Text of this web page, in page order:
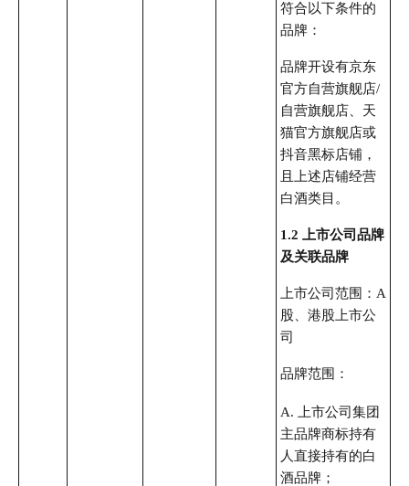
符合以下条件的
品牌：
品牌开设有京东
官方自营旗舰店/
自营旗舰店、天
猫官方旗舰店或
抖音黑标店铺，
且上述店铺经营
白酒类目。
1.2 上市公司品牌
及关联品牌
上市公司范围：A
股、港股上市公
司
品牌范围：
A. 上市公司集团
主品牌商标持有
人直接持有的白
酒品牌；